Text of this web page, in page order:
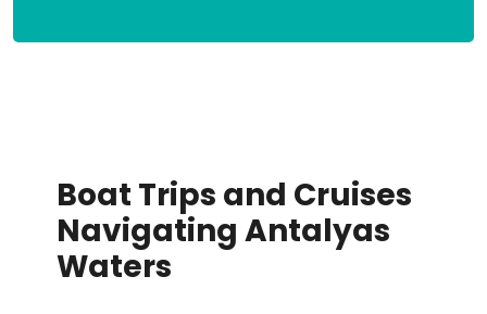
Boat Trips and Cruises
Navigating Antalyas
Waters